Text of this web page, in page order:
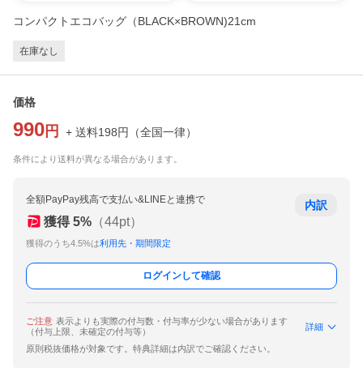
コンパクトエコバッグ（BLACK×BROWN)21cm
在庫なし
価格
990 円 + 送料198円 （全国一律）
条件により送料が異なる場合があります。
全額PayPay残高で支払い&LINEと連携で
獲得 5% （44pt）
獲得のうち4.5%は利用先・期間限定
内訳
ログインして確認
ご注意 表示よりも実際の付与数・付与率が少ない場合があります
（付与上限、未確定の付与等）
詳細
原則税抜価格が対象です。特典詳細は内訳でご確認ください。